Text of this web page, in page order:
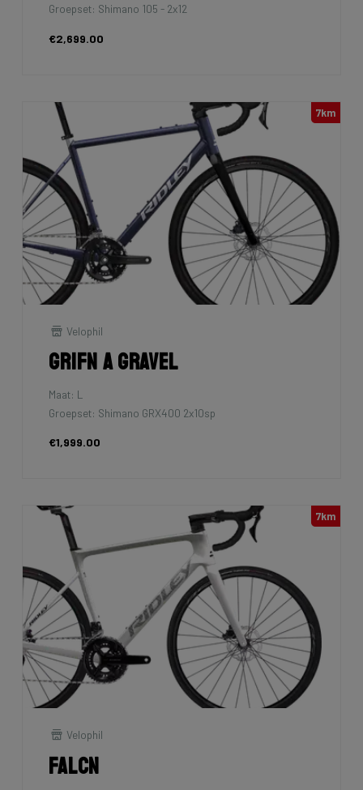
Groepset: Shimano 105 - 2x12
€2,699.00
7km
Velophil
Grifn A Gravel
Maat: L
Groepset: Shimano GRX400 2x10sp
€1,999.00
7km
Velophil
Falcn